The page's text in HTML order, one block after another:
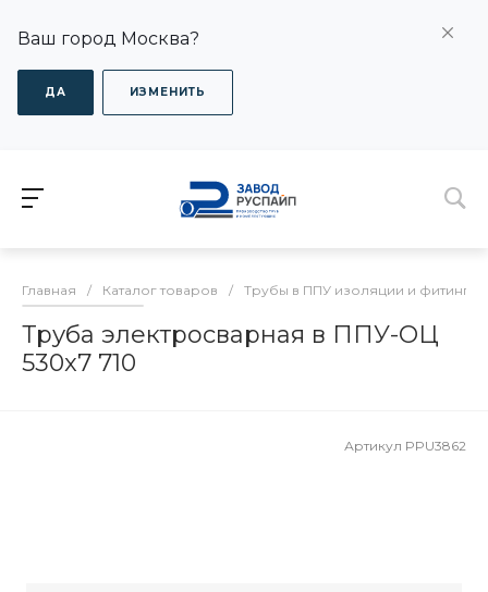
Ваш город Москва?
ДА ИЗМЕНИТЬ
Главная / Каталог товаров / Трубы в ППУ изоляции и фитинги
Труба электросварная в ППУ-ОЦ
530x7 710
Артикул PPU3862